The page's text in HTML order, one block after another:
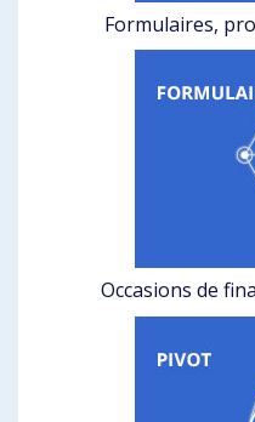
Formulaires,
Occasions de